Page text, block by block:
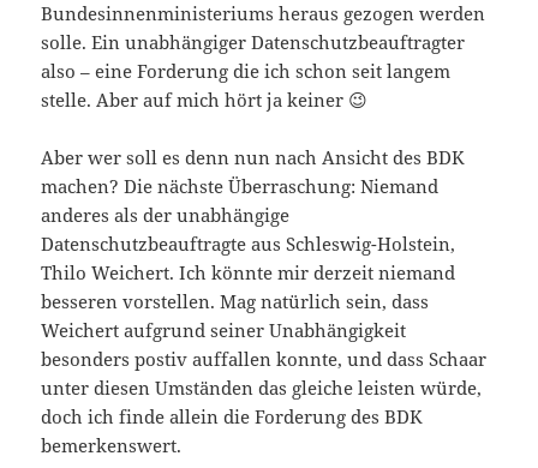
Bundesinnenministeriums heraus gezogen werden
solle. Ein unabhängiger Datenschutzbeauftragter
also – eine Forderung die ich schon seit langem
stelle. Aber auf mich hört ja keiner 😉
Aber wer soll es denn nun nach Ansicht des BDK
machen? Die nächste Überraschung: Niemand
anderes als der unabhängige
Datenschutzbeauftragte aus Schleswig-Holstein,
Thilo Weichert. Ich könnte mir derzeit niemand
besseren vorstellen. Mag natürlich sein, dass
Weichert aufgrund seiner Unabhängigkeit
besonders postiv auffallen konnte, und dass Schaar
unter diesen Umständen das gleiche leisten würde,
doch ich finde allein die Forderung des BDK
bemerkenswert.